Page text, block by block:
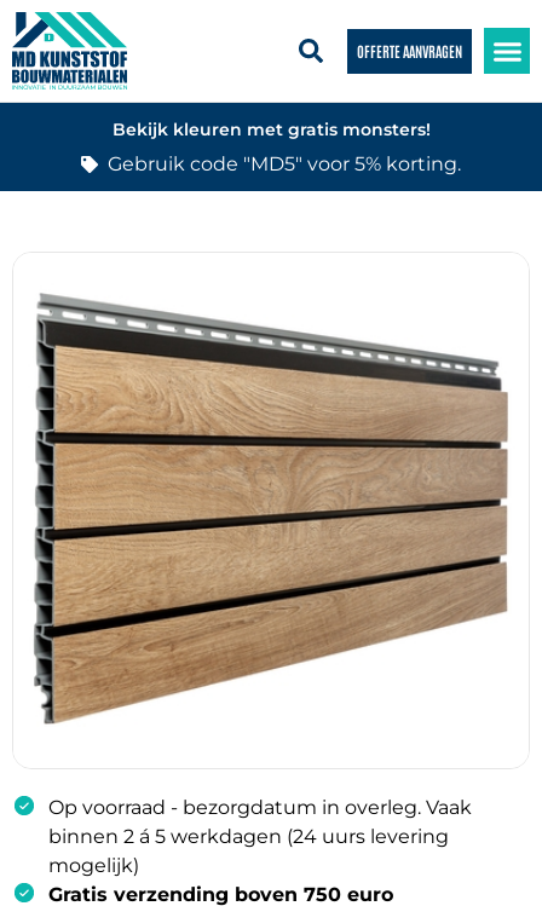
OFFERTE AANVRAGEN
Bekijk kleuren met gratis monsters!
Gebruik code "MD5" voor 5% korting.
Op voorraad - bezorgdatum in overleg. Vaak
binnen 2 á 5 werkdagen (24 uurs levering
mogelijk)
Gratis verzending boven 750 euro